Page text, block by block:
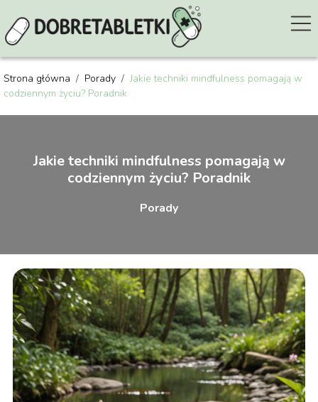
Strona główna / Porady / Jakie techniki mindfulness pomagają w
codziennym życiu? Poradnik
Jakie techniki mindfulness pomagają w
codziennym życiu? Poradnik
Porady